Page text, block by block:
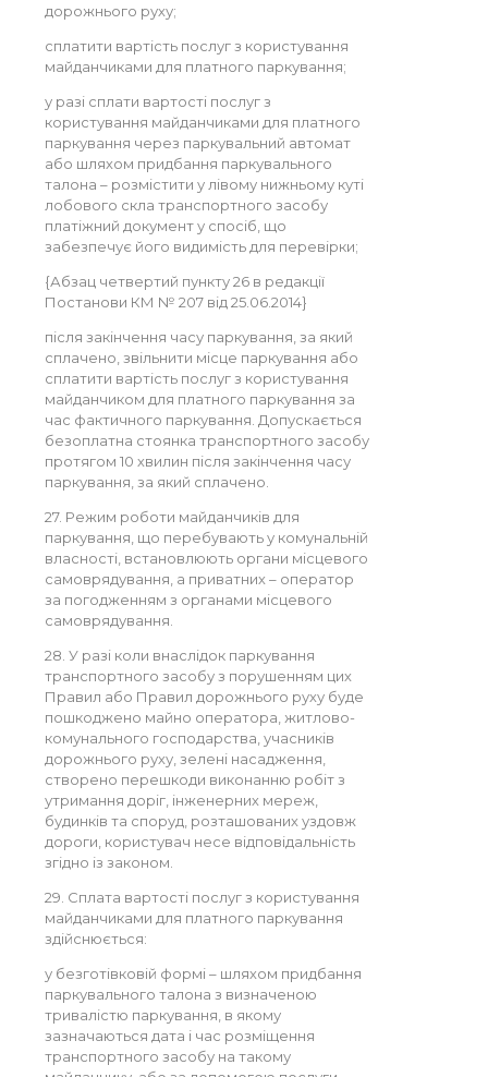
дорожнього руху;
сплатити вартість послуг з користування
майданчиками для платного паркування;
у разі сплати вартості послуг з
користування майданчиками для платного
паркування через паркувальний автомат
або шляхом придбання паркувального
талона – розмістити у лівому нижньому куті
лобового скла транспортного засобу
платіжний документ у спосіб, що
забезпечує його видимість для перевірки;
{Абзац четвертий пункту 26 в редакції
Постанови КМ № 207 від 25.06.2014}
після закінчення часу паркування, за який
сплачено, звільнити місце паркування або
сплатити вартість послуг з користування
майданчиком для платного паркування за
час фактичного паркування. Допускається
безоплатна стоянка транспортного засобу
протягом 10 хвилин після закінчення часу
паркування, за який сплачено.
27. Режим роботи майданчиків для
паркування, що перебувають у комунальній
власності, встановлюють органи місцевого
самоврядування, а приватних – оператор
за погодженням з органами місцевого
самоврядування.
28. У разі коли внаслідок паркування
транспортного засобу з порушенням цих
Правил або Правил дорожнього руху буде
пошкоджено майно оператора, житлово-
комунального господарства, учасників
дорожнього руху, зелені насадження,
створено перешкоди виконанню робіт з
утримання доріг, інженерних мереж,
будинків та споруд, розташованих уздовж
дороги, користувач несе відповідальність
згідно із законом.
29. Сплата вартості послуг з користування
майданчиками для платного паркування
здійснюється:
у безготівковій формі – шляхом придбання
паркувального талона з визначеною
тривалістю паркування, в якому
зазначаються дата і час розміщення
транспортного засобу на такому